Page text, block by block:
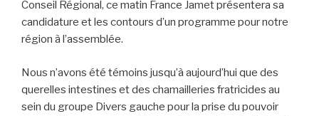
Conseil Régional, ce matin France Jamet présentera sa
candidature et les contours d’un programme pour notre
région à l’assemblée.
Nous n’avons été témoins jusqu’à aujourd’hui que des
querelles intestines et des chamailleries fratricides au
sein du groupe Divers gauche pour la prise du pouvoir